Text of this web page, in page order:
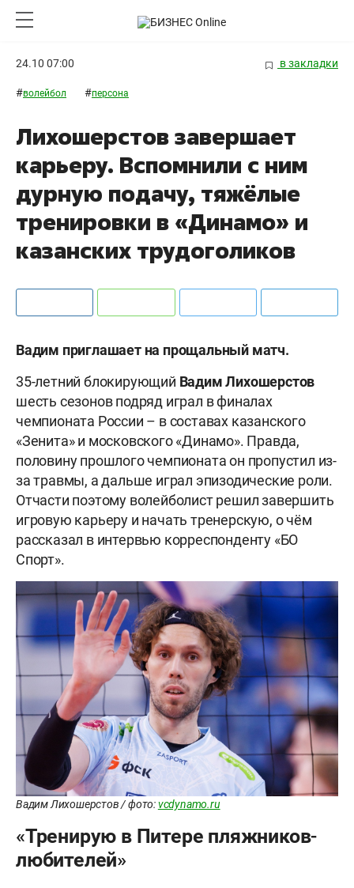
24.10 07:00 в закладки
#волейбол #персона
Лихошерстов завершает
карьеру. Вспомнили с ним
дурную подачу, тяжёлые
тренировки в «Динамо» и
казанских трудоголиков
Вадим приглашает на прощальный матч.
35-летний блокирующий Вадим Лихошерстов
шесть сезонов подряд играл в финалах
чемпионата России – в составах казанского
«Зенита» и московского «Динамо». Правда,
половину прошлого чемпионата он пропустил из-
за травмы, а дальше играл эпизодические роли.
Отчасти поэтому волейболист решил завершить
игровую карьеру и начать тренерскую, о чём
рассказал в интервью корреспонденту «БО
Спорт».
Вадим Лихошерстов / фото:vcdynamo.ru
«Тренирую в Питере пляжников-
любителей»